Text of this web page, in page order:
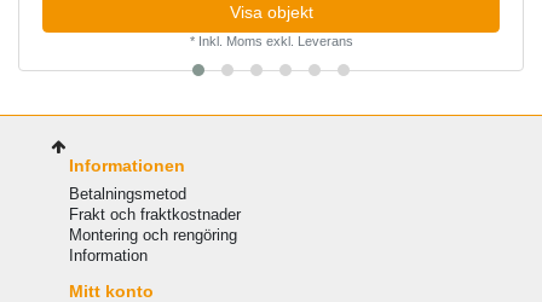
Visa objekt
* Inkl. Moms exkl. Leverans
Informationen
Betalningsmetod
Frakt och fraktkostnader
Montering och rengöring
Information
Mitt konto